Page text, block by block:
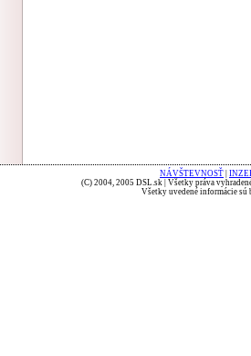
NÁVŠTEVNOSŤ
(C) 2004, 2005 DSL.sk | Všetky práva
Všetky uvedené informácie sú